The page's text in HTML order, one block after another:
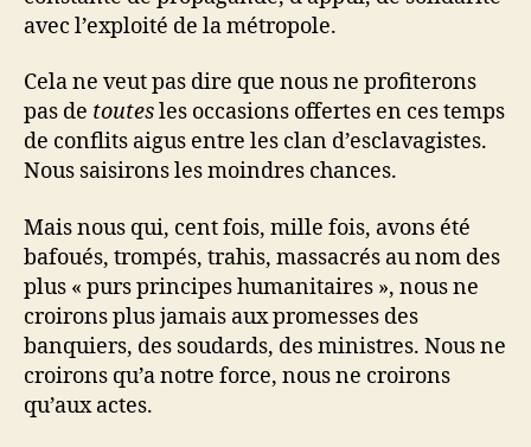
avec l’exploité de la métropole.
Cela ne veut pas dire que nous ne profiterons
pas de toutesles occasions offertes en ces temps
de conflits aigus entre les clan d’esclavagistes.
Nous saisirons les moindres chances.
Mais nous qui, cent fois, mille fois, avons été
bafoués, trompés, trahis, massacrés au nom des
plus « purs principes humanitaires », nous ne
croirons plus jamais aux promesses des
banquiers, des soudards, des ministres. Nous ne
croirons qu’a notre force, nous ne croirons
qu’aux actes.